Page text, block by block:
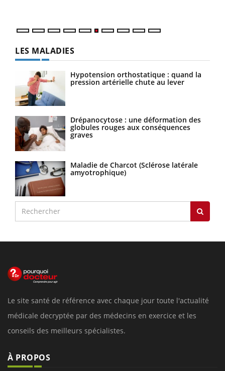
LES MALADIES
Hypotension orthostatique : quand la
pression artérielle chute au lever
Drépanocytose : une déformation des
globules rouges aux conséquences
graves
Maladie de Charcot (Sclérose latérale
amyotrophique)
Le site santé de référence avec chaque jour toute l'actualité
médicale decryptée par des médecins en exercice et les
conseils des meilleurs spécialistes.
À PROPOS